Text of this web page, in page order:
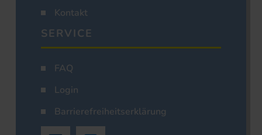
Kontakt
SERVICE
FAQ
Login
Barrierefreiheitserklärung